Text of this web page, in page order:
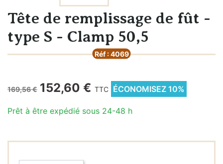
Tête de remplissage de fût -
type S - Clamp 50,5
Réf : 4069
169,56 € 152,60 € TTC ÉCONOMISEZ 10%
Prêt à être expédié sous 24-48 h